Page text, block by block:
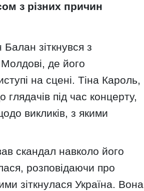
з різних причин
Балан зіткнувся з
де його
на сцені. Тіна Кароль,
під час концерту,
викликів, з якими
скандал навколо його
розповідаючи про
зіткнулася Україна. Вона